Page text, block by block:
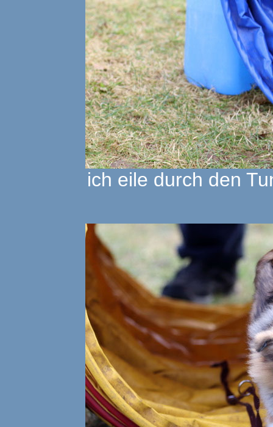
ich eile durch den